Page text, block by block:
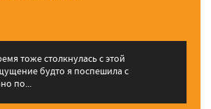
тоже столкнулась с этой
будто я поспешила с
по...